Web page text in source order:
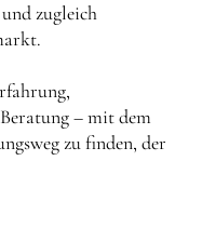
zugleich
– mit dem
zu finden, der